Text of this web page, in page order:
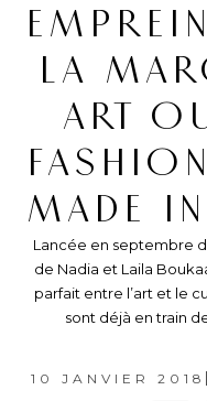
LA
ART
MADE
Lancée en septembre
de Nadia et Laila
parfait entre l’art et le
sont déjà en train
10 JANVIER 2018